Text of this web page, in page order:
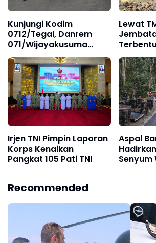
Kunjungi Kodim
0712/Tegal, Danrem
071/Wijayakusuma
Tekankan Disiplin,
Kesehatan, dan
Keharmonisan Keluarga
Lewat
Irjen TNI Pimpin Laporan
Korps Kenaikan
Pangkat 105 Pati TNI
Aspal
Senyum
Recommended